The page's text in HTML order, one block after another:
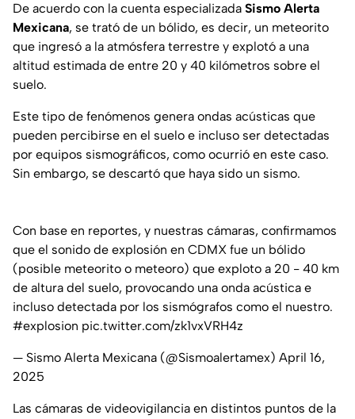
De acuerdo con la cuenta especializada Sismo Alerta
Mexicana, se trató de un bólido, es decir, un meteorito
que ingresó a la atmósfera terrestre y explotó a una
altitud estimada de entre 20 y 40 kilómetros sobre el
suelo.
Este tipo de fenómenos genera ondas acústicas que
pueden percibirse en el suelo e incluso ser detectadas
por equipos sismográficos, como ocurrió en este caso.
Sin embargo, se descartó que haya sido un sismo.
Con base en reportes, y nuestras cámaras, confirmamos
que el sonido de explosión en CDMX fue un bólido
(posible meteorito o meteoro) que exploto a 20 - 40 km
de altura del suelo, provocando una onda acústica e
incluso detectada por los sismógrafos como el nuestro.
#explosion pic.twitter.com/zk1vxVRH4z
— Sismo Alerta Mexicana (@Sismoalertamex) April 16,
2025
Las cámaras de videovigilancia en distintos puntos de la